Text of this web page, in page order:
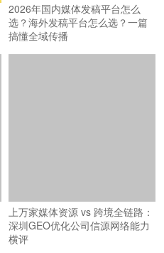
2026年国内媒体发稿平台怎么
选？海外发稿平台怎么选？一篇
搞懂全域传播
上万家媒体资源 vs 跨境全链路：
深圳GEO优化公司信源网络能力
横评